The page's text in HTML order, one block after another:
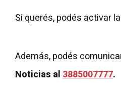
Si querés, podés activar
Además, podés
Noticias al3885007777.